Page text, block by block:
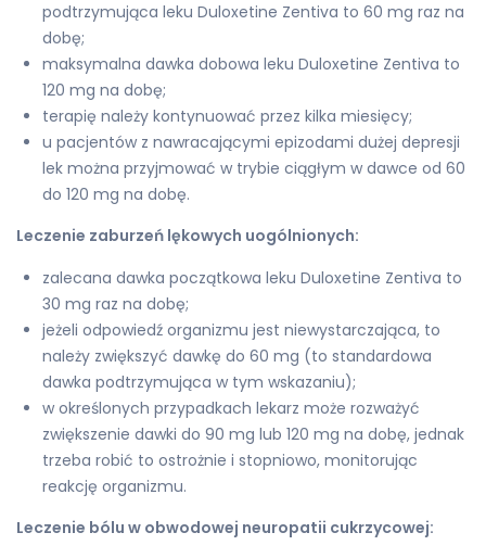
podtrzymująca leku Duloxetine Zentiva to 60 mg raz na
dobę;
maksymalna dawka dobowa leku Duloxetine Zentiva to
120 mg na dobę;
terapię należy kontynuować przez kilka miesięcy;
u pacjentów z nawracającymi epizodami dużej depresji
lek można przyjmować w trybie ciągłym w dawce od 60
do 120 mg na dobę.
Leczenie zaburzeń lękowych uogólnionych:
zalecana dawka początkowa leku Duloxetine Zentiva to
30 mg raz na dobę;
jeżeli odpowiedź organizmu jest niewystarczająca, to
należy zwiększyć dawkę do 60 mg (to standardowa
dawka podtrzymująca w tym wskazaniu);
w określonych przypadkach lekarz może rozważyć
zwiększenie dawki do 90 mg lub 120 mg na dobę, jednak
trzeba robić to ostrożnie i stopniowo, monitorując
reakcję organizmu.
Leczenie bólu w obwodowej neuropatii cukrzycowej: